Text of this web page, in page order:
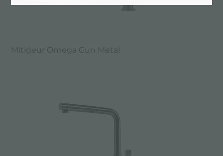
Mitigeur Omega Gun Metal